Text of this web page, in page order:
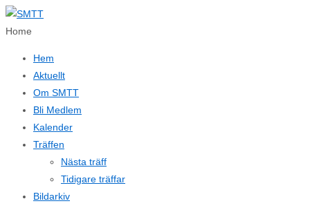
↓
Hoppa
huvudinnehållet
Home
Hem
Aktuellt
Om SMTT
Bli Medlem
Kalender
Träffen
Nästa träff
Tidigare träffar
Bildarkiv